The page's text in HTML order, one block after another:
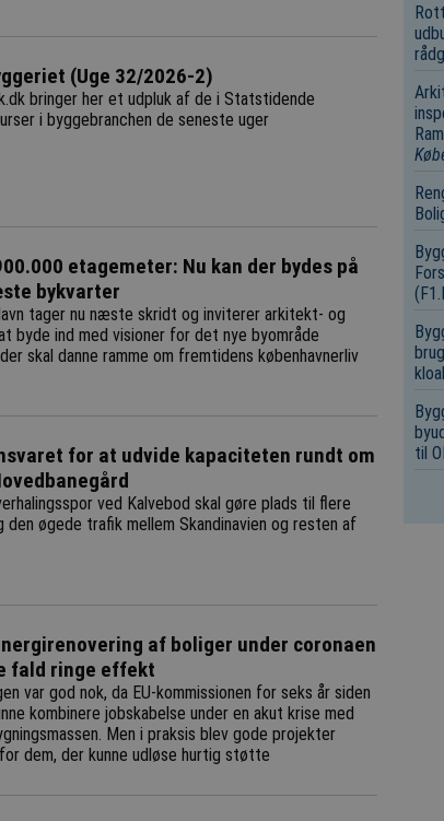
(Uge 32/2026-2)
bringer her et udpluk af de i Statstidende
i byggebranchen de seneste uger
etagemeter: Nu kan der bydes på
bykvarter
tager nu næste skridt og inviterer arkitekt- og
byde ind med visioner for det nye byområde
skal danne ramme om fremtidens københavnerliv
for at udvide kapaciteten rundt om
ved Kalvebod skal gøre plads til flere
den øgede trafik mellem Skandinavien og resten af
af boliger under coronaen
fald ringe effekt
var god nok, da EU-kommissionen for seks år siden
kombinere jobskabelse under en akut krise med
Men i praksis blev gode projekter
dem, der kunne udløse hurtig støtte
til